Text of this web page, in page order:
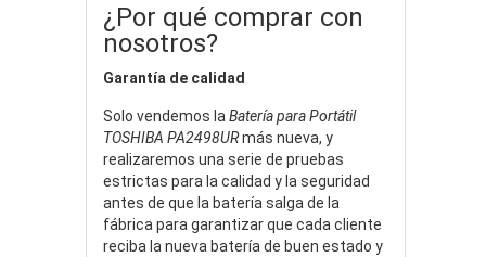
¿Por qué comprar con
nosotros?
Garantía de calidad
Solo vendemos la Batería para Portátil
TOSHIBA PA2498URmás nueva, y
realizaremos una serie de pruebas
estrictas para la calidad y la seguridad
antes de que la batería salga de la
fábrica para garantizar que cada cliente
reciba la nueva batería de buen estado y